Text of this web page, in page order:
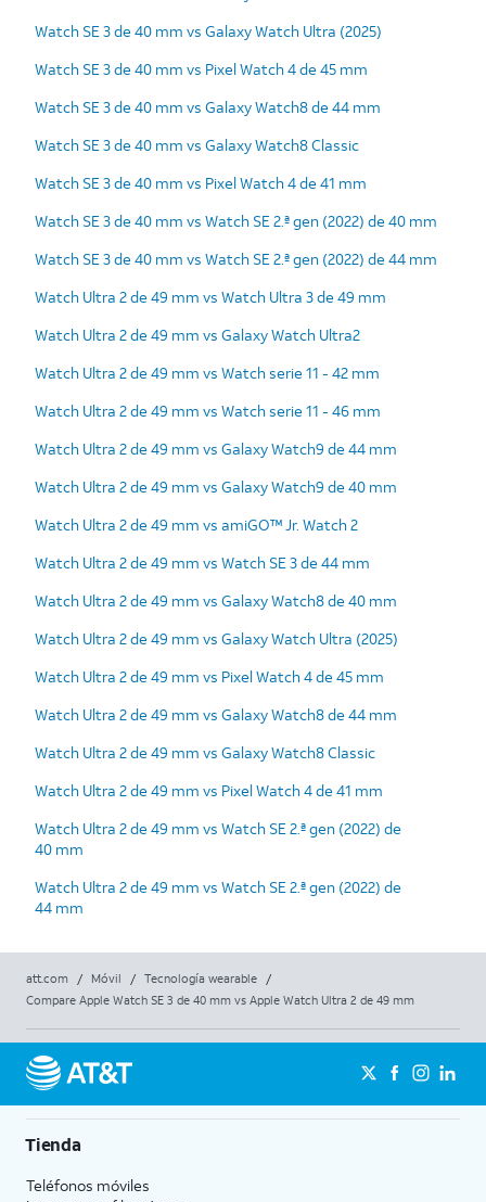
Watch SE 3 de 40 mm vs Galaxy Watch Ultra (2025)
Watch SE 3 de 40 mm vs Pixel Watch 4 de 45 mm
Watch SE 3 de 40 mm vs Galaxy Watch8 de 44 mm
Watch SE 3 de 40 mm vs Galaxy Watch8 Classic
Watch SE 3 de 40 mm vs Pixel Watch 4 de 41 mm
Watch SE 3 de 40 mm vs Watch SE 2.ª gen (2022) de 40 mm
Watch SE 3 de 40 mm vs Watch SE 2.ª gen (2022) de 44 mm
Watch Ultra 2 de 49 mm vs Watch Ultra 3 de 49 mm
Watch Ultra 2 de 49 mm vs Galaxy Watch Ultra2
Watch Ultra 2 de 49 mm vs Watch serie 11 - 42 mm
Watch Ultra 2 de 49 mm vs Watch serie 11 - 46 mm
Watch Ultra 2 de 49 mm vs Galaxy Watch9 de 44 mm
Watch Ultra 2 de 49 mm vs Galaxy Watch9 de 40 mm
Watch Ultra 2 de 49 mm vs amiGO™ Jr. Watch 2
Watch Ultra 2 de 49 mm vs Watch SE 3 de 44 mm
Watch Ultra 2 de 49 mm vs Galaxy Watch8 de 40 mm
Watch Ultra 2 de 49 mm vs Galaxy Watch Ultra (2025)
Watch Ultra 2 de 49 mm vs Pixel Watch 4 de 45 mm
Watch Ultra 2 de 49 mm vs Galaxy Watch8 de 44 mm
Watch Ultra 2 de 49 mm vs Galaxy Watch8 Classic
Watch Ultra 2 de 49 mm vs Pixel Watch 4 de 41 mm
Watch Ultra 2 de 49 mm vs Watch SE 2.ª gen (2022) de
40 mm
Watch Ultra 2 de 49 mm vs Watch SE 2.ª gen (2022) de
44 mm
att.com / Móvil / Tecnología wearable
/
Compare Apple Watch SE 3 de 40 mm vs Apple Watch Ultra 2 de 49 mm
Tienda
Teléfonos móviles